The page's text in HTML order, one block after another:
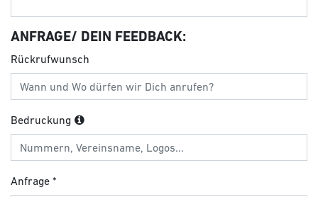
ANFRAGE/ DEIN FEEDBACK:
Rückrufwunsch
Bedruckung
Anfrage